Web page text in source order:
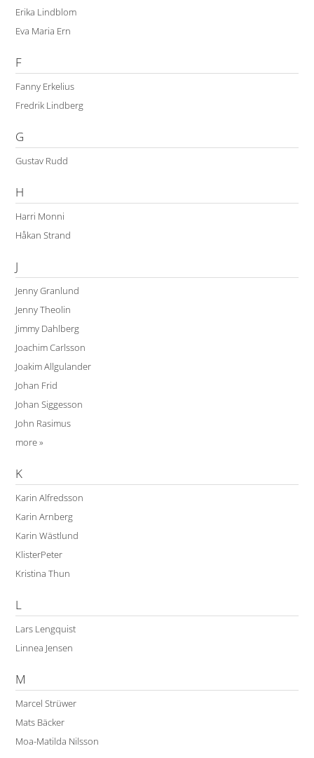
Erika Lindblom
Eva Maria Ern
F
Fanny Erkelius
Fredrik Lindberg
G
Gustav Rudd
H
Harri Monni
Håkan Strand
J
Jenny Granlund
Jenny Theolin
Jimmy Dahlberg
Joachim Carlsson
Joakim Allgulander
Johan Frid
Johan Siggesson
John Rasimus
more »
K
Karin Alfredsson
Karin Arnberg
Karin Wästlund
KlisterPeter
Kristina Thun
L
Lars Lengquist
Linnea Jensen
M
Marcel Strüwer
Mats Bäcker
Moa-Matilda Nilsson